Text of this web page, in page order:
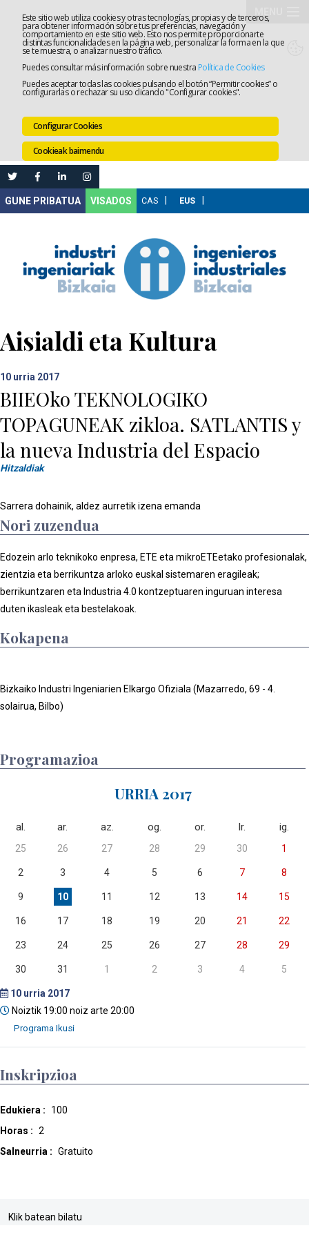
Este sitio web utiliza cookies y otras tecnologías, propias y de terceros,
para obtener información sobre tus preferencias, navegación y
comportamiento en este sitio web. Esto nos permite proporcionarte
distintas funcionalidades en la página web, personalizar la forma en la que
se te muestra, o analizar nuestro tráfico.
Puedes consultar más información sobre nuestra Política de Cookies
Puedes aceptar todas las cookies pulsando el botón “Permitir cookies” o
configurarlas o rechazar su uso clicando "Configurar cookies".
Configurar Cookies
Cookieak baimendu
VISADOS
Aisialdi eta Kultura
10 urria 2017
BIIEOko TEKNOLOGIKO
TOPAGUNEAK zikloa. SATLANTIS y
la nueva Industria del Espacio
Hitzaldiak
Sarrera dohainik, aldez aurretik izena emanda
Nori zuzendua
Edozein arlo teknikoko enpresa, ETE eta mikroETEetako profesionalak,
zientzia eta berrikuntza arloko euskal sistemaren eragileak;
berrikuntzaren eta Industria 4.0 kontzeptuaren inguruan interesa
duten ikasleak eta bestelakoak.
Kokapena
Bizkaiko Industri Ingeniarien Elkargo Ofiziala (Mazarredo, 69 - 4.
solairua, Bilbo)
Programazioa
URRIA 2017
al. ar. az. og. or. lr. ig.
25 26 27 28 29 30 1
2 3 4 5 6 7 8
9 10 11 12 13 14 15
16 17 18 19 20 21 22
23 24 25 26 27 28 29
30 31 1 2 3 4 5
10 urria 2017
Noiztik 19:00 noiz arte 20:00
Inskripzioa
Edukiera :
100
Horas : 2
Salneurria : Gratuito
Klik batean bilatu
Elkargoa
Lanaren
Leihatila